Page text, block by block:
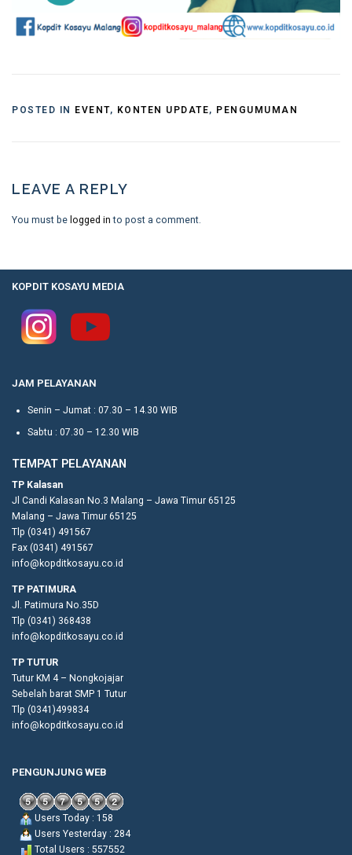
POSTED IN EVENT, KONTEN UPDATE, PENGUMUMAN
LEAVE A REPLY
You must be logged in to post a comment.
KOPDIT KOSAYU MEDIA
JAM PELAYANAN
Senin – Jumat : 07.30 – 14.30 WIB
Sabtu : 07.30 – 12.30 WIB
TEMPAT PELAYANAN
TP Kalasan
Jl Candi Kalasan No.3 Malang – Jawa Timur 65125
Malang – Jawa Timur 65125
Tlp (0341) 491567
Fax (0341) 491567
info@kopditkosayu.co.id
TP PATIMURA
Jl. Patimura No.35D
Tlp (0341) 368438
info@kopditkosayu.co.id
TP TUTUR
Tutur KM 4 – Nongkojajar
Sebelah barat SMP 1 Tutur
Tlp (0341)499834
info@kopditkosayu.co.id
PENGUNJUNG WEB
Users Today : 158
Users Yesterday : 284
Total Users : 557552